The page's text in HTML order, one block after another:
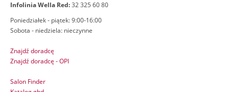
Infolinia Wella Red:32 325 60 80
Poniedziałek - piątek: 9:00-16:00
Sobota - niedziela: nieczynne
Znajdź doradcę
Znajdź doradcę - OPI
Salon Finder